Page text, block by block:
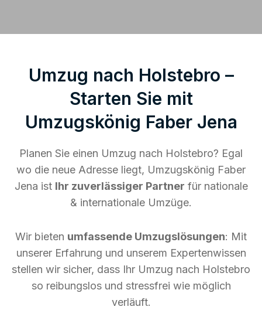
Umzug nach Holstebro –
Starten Sie mit
Umzugskönig Faber Jena
Planen Sie einen Umzug nach Holstebro? Egal
wo die neue Adresse liegt, Umzugskönig Faber
Jena ist Ihr zuverlässiger Partner für nationale
& internationale Umzüge.
Wir bieten umfassende Umzugslösungen: Mit
unserer Erfahrung und unserem Expertenwissen
stellen wir sicher, dass Ihr Umzug nach Holstebro
so reibungslos und stressfrei wie möglich
verläuft.